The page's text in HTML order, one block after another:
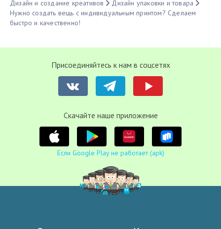
Дизайн и создание креативов
Дизайн упаковки и товара
Нужно создать вещь с индивидуальным принтом? Сделаем
быстро и качественно!
Присоединяйтесь к нам в соцсетях
Cкачайте наше приложение
Если Google Play не работает (apk)